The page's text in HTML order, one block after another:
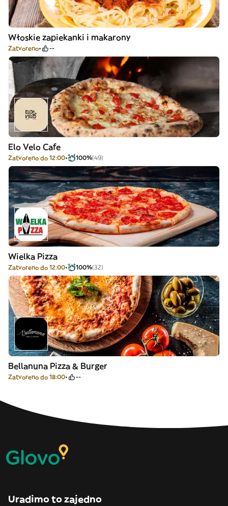
Włoskie zapiekanki i makarony
Zatvoreno --
Elo Velo Cafe
Zatvoreno do 12:00 100%(49)
Wielka Pizza
Zatvoreno do 12:00 100%(32)
Bellanuna Pizza & Burger
Zatvoreno do 18:00 --
Uradimo to zajedno